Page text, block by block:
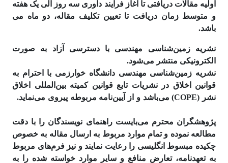
اولیه مقالات دریافتی تا آغاز فرآیند داوری سه روز الی یک هفته
و متوسط زمان دریافت تا تعیین تکلیف مقاله، دو ماه می
باشد.
نشریه زمین‌شناسی مهندسی با دسترسی آزاد به صورت
الکترونیکی منتشر می‌شود.
نشریه زمین‌شناسی مهندسی دانشگاه خوارزمی با احترام به
قوانین اخلاق در نشریات تابع قوانین کمیته بین‌المللی اخلاق
نشر (COPE) می‌باشد و از آیین‌نامه مربوطه پیروی می‌نماید.
پژوهشگران محترم می‌بایست راهنمای نویسندگان را با دقت
مطالعه نموده و تمام موارد مربوط به ارسال مقاله به خصوص
چکیده مبسوط انگلیسی را رعایت نمایند و نیز فرم‌های مربوط
به تعهدنامه، تعارض منافع و سایر موارد خواسته شده را به